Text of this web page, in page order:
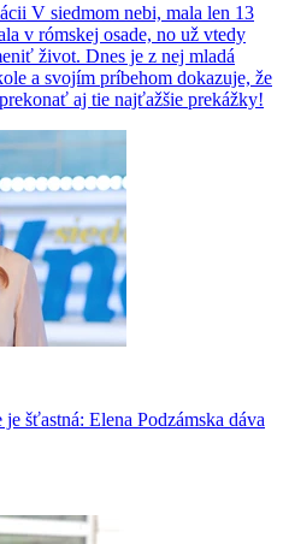
V siedmom nebi, mala len 13
v rómskej osade, no už vtedy
život. Dnes je z nej mladá
a svojím príbehom dokazuje, že
aj tie najťažšie prekážky!
šťastná: Elena Podzámska dáva